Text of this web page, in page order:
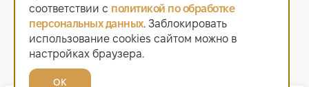
Вопросы
Как купить/продать
Условия оплаты
Условия доставки
Гарантия на товар
Возврат монет
Карта сайта
О компании
Франшиза
История
Вопрос-ответ
Отзывы
Лицензии и документы
Контакты офисов
Новости
БлогКаталог
Аксессуары для монет
Золотые монеты
Инвестиционные монеты
Памятные монеты
Серебряные монеты
Жетоны
соответствии с политикой по обработке
персональных данных. Заблокировать
использование cookies сайтом можно в
настройках браузера.
ОК